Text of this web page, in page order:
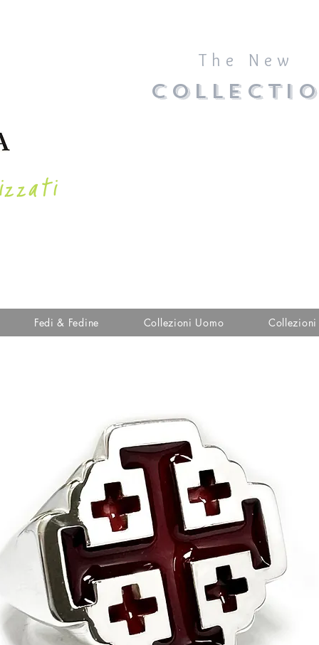
The New
Fedi & Fedine Collezioni Uomo Collezioni